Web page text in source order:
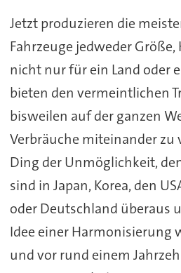
Jetzt produzieren die
Fahrzeuge jedweder Größe,
nicht nur für ein Land oder
bieten den vermeintlichen
bisweilen auf der ganzen
Verbräuche miteinander zu
Ding der Unmöglichkeit,
sind in Japan, Korea, den
oder Deutschland überaus
Idee einer Harmonisierung
und vor rund einem